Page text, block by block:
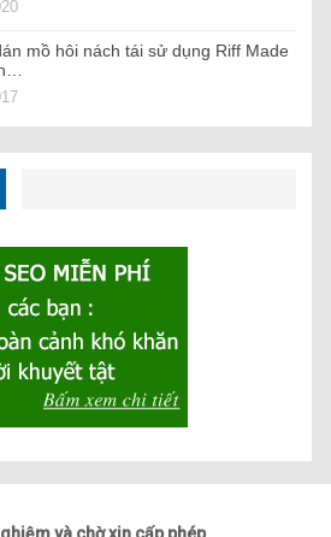
mồ hôi nách tái sử dụng Riff Made